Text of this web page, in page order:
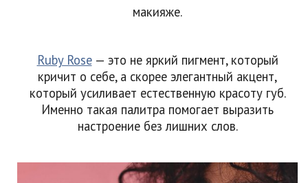
макияже.
Ruby Rose— это не яркий пигмент, который
кричит о себе, а скорее элегантный акцент,
который усиливает естественную красоту губ.
Именно такая палитра помогает выразить
настроение без лишних слов.